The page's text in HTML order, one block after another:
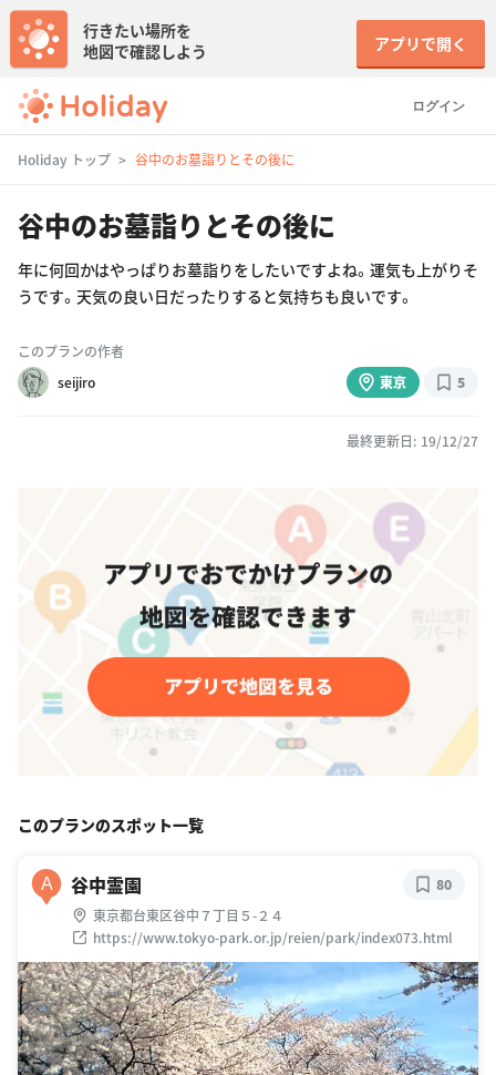
ログイン
行きたい場所を
地図で確認しよう
アプリで開く
Holiday トップ 谷中のお墓詣りとその後に
谷中のお墓詣りとその後に
年に何回かはやっぱりお墓詣りをしたいですよね。運気も上がりそ
うです。天気の良い日だったりすると気持ちも良いです。
このプランの作者
seijiro
東京 5
最終更新日: 19/12/27
このプランのスポット一覧
A 谷中霊園
東京都台東区谷中７丁目５-２４
https://www.tokyo-park.or.jp/reien/park/index073.html
80